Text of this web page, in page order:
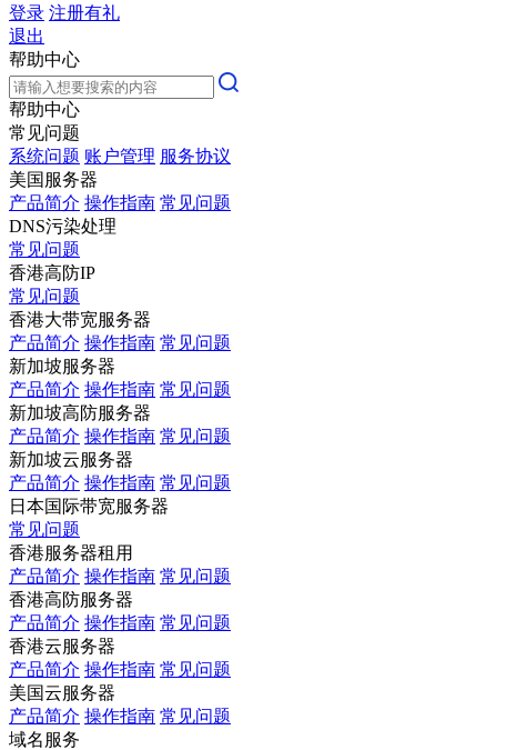
登录 注册有礼
退出
帮助中心
帮助中心
常见问题
系统问题 账户管理 服务协议
美国服务器
产品简介 操作指南 常见问题
DNS污染处理
常见问题
香港高防IP
常见问题
香港大带宽服务器
产品简介 操作指南 常见问题
新加坡服务器
产品简介 操作指南 常见问题
新加坡高防服务器
产品简介 操作指南 常见问题
新加坡云服务器
产品简介 操作指南 常见问题
日本国际带宽服务器
常见问题
香港服务器租用
产品简介 操作指南 常见问题
香港高防服务器
产品简介 操作指南 常见问题
香港云服务器
产品简介 操作指南 常见问题
美国云服务器
产品简介 操作指南 常见问题
域名服务